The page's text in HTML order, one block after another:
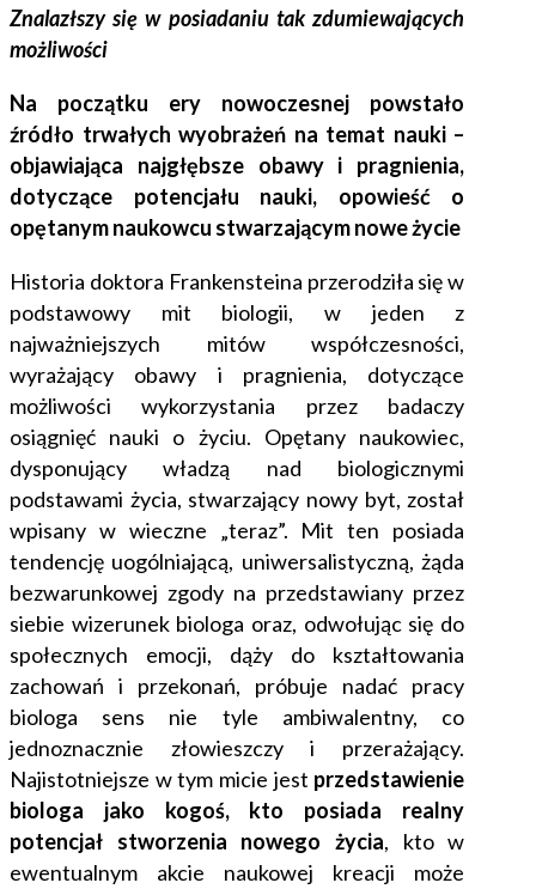
Znalazłszy się w posiadaniu tak zdumiewających
możliwości
Na początku ery nowoczesnej powstało
źródło trwałych wyobrażeń na temat nauki –
objawiająca najgłębsze obawy i pragnienia,
dotyczące potencjału nauki, opowieść o
opętanym naukowcu stwarzającym nowe życie
Historia doktora Frankensteina przerodziła się w
podstawowy mit biologii, w jeden z
najważniejszych mitów współczesności,
wyrażający obawy i pragnienia, dotyczące
możliwości wykorzystania przez badaczy
osiągnięć nauki o życiu. Opętany naukowiec,
dysponujący władzą nad biologicznymi
podstawami życia, stwarzający nowy byt, został
wpisany w wieczne „teraz”. Mit ten posiada
tendencję uogólniającą, uniwersalistyczną, żąda
bezwarunkowej zgody na przedstawiany przez
siebie wizerunek biologa oraz, odwołując się do
społecznych emocji, dąży do kształtowania
zachowań i przekonań, próbuje nadać pracy
biologa sens nie tyle ambiwalentny, co
jednoznacznie złowieszczy i przerażający.
Najistotniejsze w tym micie jest przedstawienie
biologa jako kogoś, kto posiada realny
potencjał stworzenia nowego życia, kto w
ewentualnym akcie naukowej kreacji może